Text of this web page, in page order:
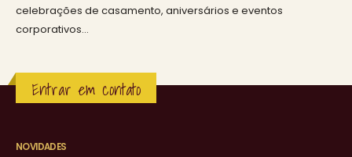
celebrações de casamento, aniversários e eventos
corporativos…
Entrar em contato
NOVIDADES